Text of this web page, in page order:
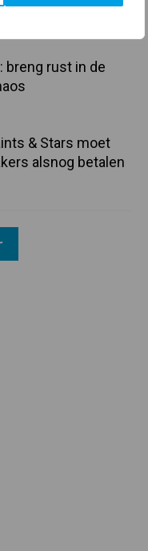
leven
breng rust in de
& Stars moet
alsnog betalen